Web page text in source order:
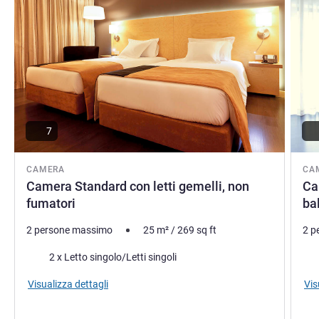
CAMERA
Camera Standard con letti gemelli, non
fumatori
7
2 persone massimo 25 m²/269 sq ft
Biancheria da letto
2 x Letto singolo/Letti singoli
Visualizza dettagli
2